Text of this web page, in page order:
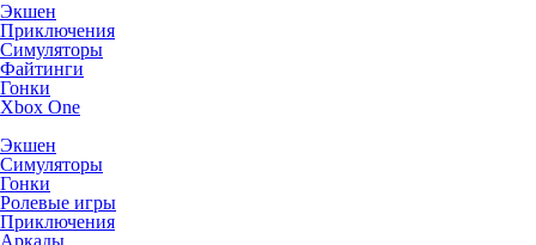
Экшен
Приключения
Симуляторы
Файтинги
Гонки
Xbox One
Экшен
Симуляторы
Гонки
Ролевые игры
Приключения
Аркады